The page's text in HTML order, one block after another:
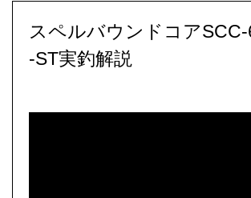
スペルバウンドコアSCC-
-ST実釣解説